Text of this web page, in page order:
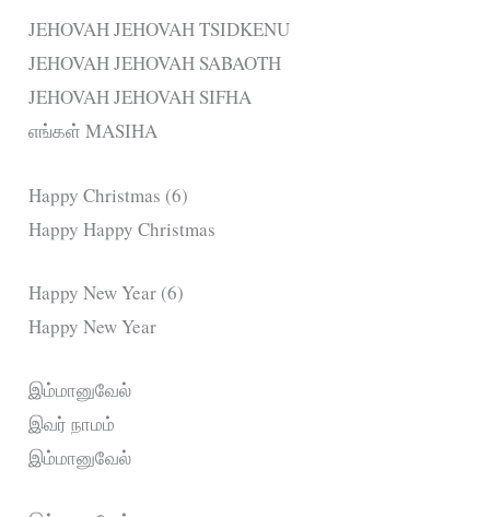
JEHOVAH JEHOVAH TSIDKENU
JEHOVAH JEHOVAH SABAOTH
JEHOVAH JEHOVAH SIFHA
எங்கள் MASIHA
Happy Christmas (6)
Happy Happy Christmas
Happy New Year (6)
Happy New Year
இம்மானுவேல்
இவர் நாமம்
இம்மானுவேல்